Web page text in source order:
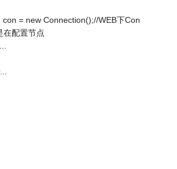
con = new Connection();//WEB下Con
在配置节点